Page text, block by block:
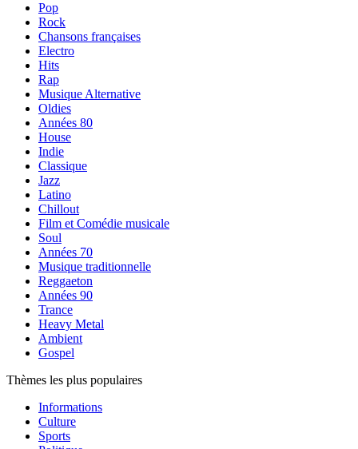
Pop
Rock
Chansons françaises
Electro
Hits
Rap
Musique Alternative
Oldies
Années 80
House
Indie
Classique
Jazz
Latino
Chillout
Film et Comédie musicale
Soul
Années 70
Musique traditionnelle
Reggaeton
Années 90
Trance
Heavy Metal
Ambient
Gospel
Thèmes les plus populaires
Informations
Culture
Sports